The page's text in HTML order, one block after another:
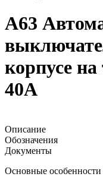
А63
корпусе
40А
Описание
Обозначения
Документы
Основные